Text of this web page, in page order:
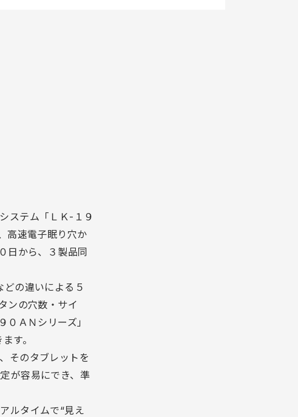
ステム「ＬＫ-１９
高速電子眠り穴か
日から、３製品同
の違いによる５
ンの穴数・サイ
ＡＮシリーズ」
す。
そのタブレットを
が容易にでき、準
ルタイムで“見え